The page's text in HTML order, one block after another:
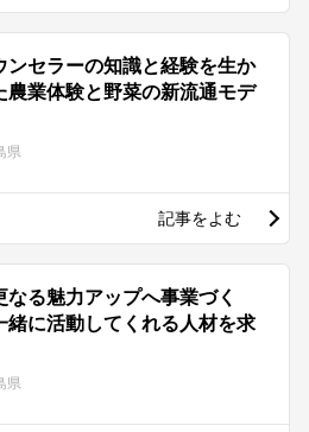
ンセラーの知識と経験を生か
農業体験と野菜の新流通モデ
県
記事をよむ
る魅力アップへ事業づく
緒に活動してくれる人材を求
県